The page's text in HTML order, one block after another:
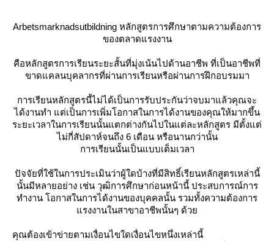
Arbetsmarknadsutbildning หลักสูตรการศึกษาตามความต้องการ
ของตลาดแรงงาน
คือหลักสูตรการเรียนระยะสั้นที่มุ่งเน้นไปด้านอาชีพ ที่เป็นอาชีพที่
ขาดแคลนบุคลากรที่ผ่านการเรียนหรือผ่านการฝึกอบรมมา
การเรียนหลักสูตรนี้ไม่ได้เป็นการรับประกันว่าจบมาแล้วคุณจะ
ได้งานทำ แต่เป็นการเพิ่มโอกาสในการได้งานของคุณให้มากขึ้น
ระยะเวลาในการเรียนนั้นแตกต่างกันไปในแต่ละหลักสูตร มีตั้งแต่
ไม่กี่สัปดาห์จนถึง 6 เดือน หรือนานกว่านั้น
การเรียนนั้นเป็นแบบเต็มเวลา
ปัจจัยที่ใช้ในการประเมินว่าผู้ใดบ้างที่มีสิทธิ์เรียนหลักสูตรเหล่านี้
นั้นมีหลายอย่าง เช่น วุฒิการศึกษาก่อนหน้านี้ ประสบการณ์การ
ทำงาน โอกาสในการได้งานของบุคคลนั้น รวมทั้งความต้องการ
รงงานในสาขาอาชีพนั้นๆ ด้ว
คุณต้องเข้าข่ายตามเงื่อนไขใดเงื่อนไขหนึ่งเหล่านี้